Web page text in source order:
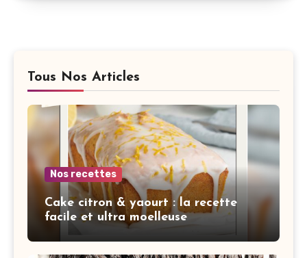
Tous Nos Articles
Nos recettes
Cake citron & yaourt : la recette
facile et ultra moelleuse